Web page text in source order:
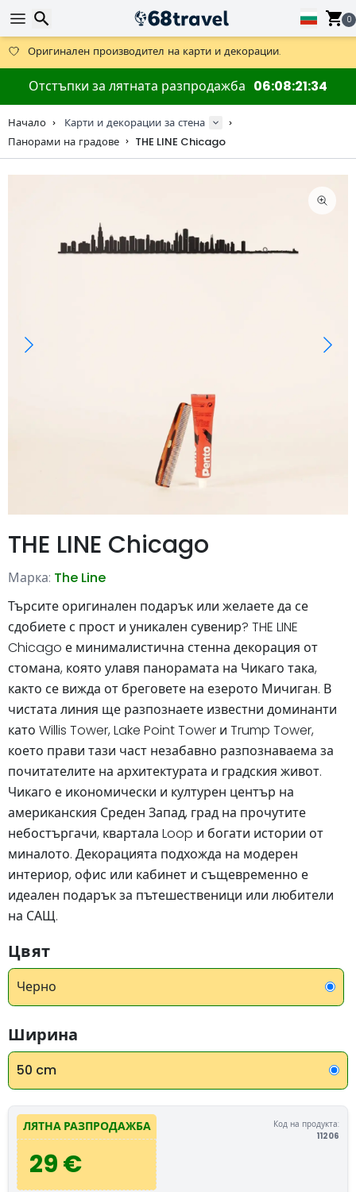
0
Получете безплатна доставка при поръчки над 59 €.
Предлага се и DHL Express за една нощ.
30 дни за връщане, 90 дни за дървени карти и декорации.
Оригинален производител на карти и декорации.
Отстъпки за лятната разпродажба 06 08 21 33
Начало
Карти и декорации за стена
Панорами на градове
THE LINE Chicago
THE LINE Chicago
Марка: The Line
Търсите оригинален подарък или желаете да се
сдобиете с прост и уникален сувенир? THE LINE
Chicago е минималистична стенна декорация от
стомана, която улавя панорамата на Чикаго така,
както се вижда от бреговете на езерото Мичиган. В
чистата линия ще разпознаете известни доминанти
като Willis Tower, Lake Point Tower и Trump Tower,
което прави тази част незабавно разпознаваема за
почитателите на архитектурата и градския живот.
Чикаго е икономически и културен център на
американския Среден Запад, град на прочутите
небостъргачи, квартала Loop и богати истории от
миналото. Декорацията подхожда на модерен
интериор, офис или кабинет и същевременно е
идеален подарък за пътешественици или любители
на САЩ.
Цвят
Черно
Ширина
50 cm
ЛЯТНА РАЗПРОДАЖБА
29 €
Код на продукта:
11206
Търсене
Търсене